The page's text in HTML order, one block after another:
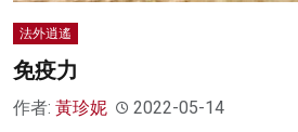
法外逍遙
免疫力
作者: 黃珍妮 2022-05-14